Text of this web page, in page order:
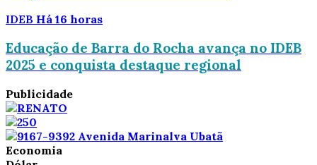
IDEB Há 16 horas
Educação de Barra do Rocha avança no IDEB
2025 e conquista destaque regional
Publicidade
Economia